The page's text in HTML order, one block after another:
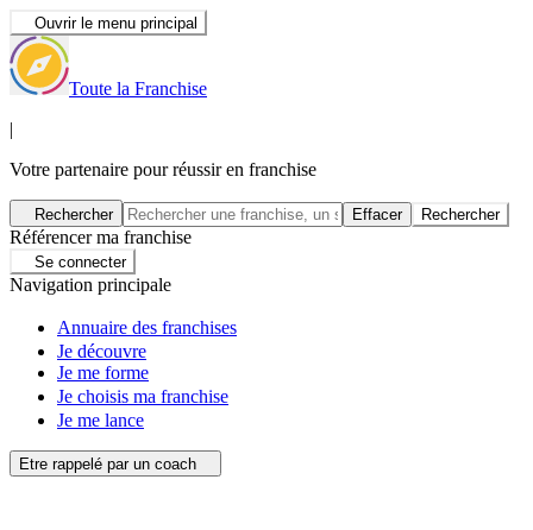
Ouvrir le menu principal
Toute la Franchise
|
Votre partenaire pour réussir en franchise
Rechercher Effacer Rechercher
Référencer ma franchise
Se connecter
Navigation principale
Annuaire des franchises
Je découvre
Je me forme
Je choisis ma franchise
Je me lance
Etre rappelé par un coach